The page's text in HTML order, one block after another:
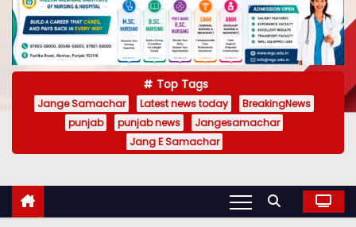
Top Tags
Jange Samachar Latest news today
BreakingNews
punjab
punjab news
Jangesamachar
Jang E Samachar